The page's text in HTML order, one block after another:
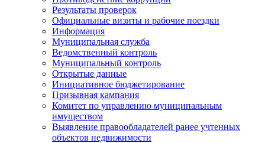
Результаты проверок
Официальные визиты и рабочие поездки
Информация
Муниципальная служба
Ведомственный контроль
Муниципальный контроль
Открытые данные
Инициативное бюджетирование
Призывная кампания
Комитет по управлению муниципальным
имуществом
Выявление правообладателей ранее учтенных
объектов недвижимости